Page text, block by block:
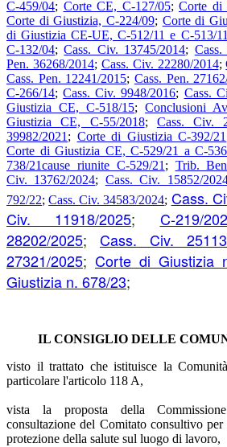
C-459/04; Corte CE, C-127/05; Corte di
Corte di Giustizia, C-224/09; Corte di
di Giustizia CE-UE, C-512/11 e C-513/11
C-132/04;Cass. Civ. 13745/2014;
Pen. 36268/2014; Cass. Civ. 22280/2014;
Cass. Pen. 12241/2015; Cass. Pen.
C-266/14;Cass. Civ. 9948/2016; Cass.
Giustizia CE, C-518/15; Conclusioni
Giustizia CE, C-55/2018; Cass. Civ.
39982/2021; Corte di Giustizia C-392/21
Corte di Giustizia CE, C-529/21 a C-
738/21cause riunite C-529/21; Trib.
Civ. 13762/2024; Cass. Civ. 15852/
792/22;Cass. Civ. 34583/2024; Cass.
Civ. 11918/2025; C-219/
28202/2025; Cass. Civ.
27321/2025; Corte di Giustizia
Giustizia n. 678/23;
IL CONSIGLIO DELLE
visto il trattato che istituisce la
particolare l'articolo 118 A,
vista la proposta della
consultazione del Comitato consultivo
protezione della salute sul luogo di lavoro,